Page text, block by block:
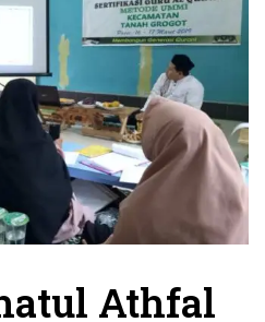
Athfal